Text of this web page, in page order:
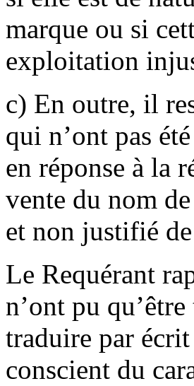
marque ou si
exploitation
c) En outre, il
qui n’ont pas
en réponse à la
vente du nom
et non justifié
Le Requérant
n’ont pu
traduire par
conscient du